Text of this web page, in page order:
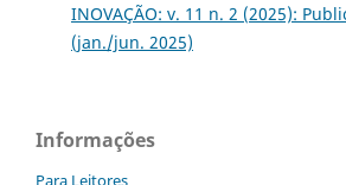
INOVAÇÃO: v. 11 n. 2 (2025):
(jan./jun. 2025)
Informações